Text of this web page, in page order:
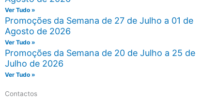
Ver Tudo »
Promoções da Semana de 27 de Julho a 01 de
Agosto de 2026
Ver Tudo »
Promoções da Semana de 20 de Julho a 25 de
Julho de 2026
Ver Tudo »
Contactos